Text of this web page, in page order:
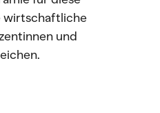
wirtschaftliche
und